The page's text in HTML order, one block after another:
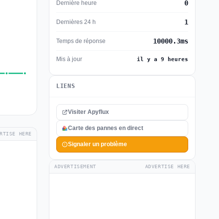
HERE
Dernière heure 0
Dernières 24 h 1
Temps de réponse 10000.3ms
Mis à jour il y a 9 heures
LIENS
Visiter Apyflux
Carte des pannes en direct
Signaler un problème
ADVERTISEMENT ADVERTISE HERE